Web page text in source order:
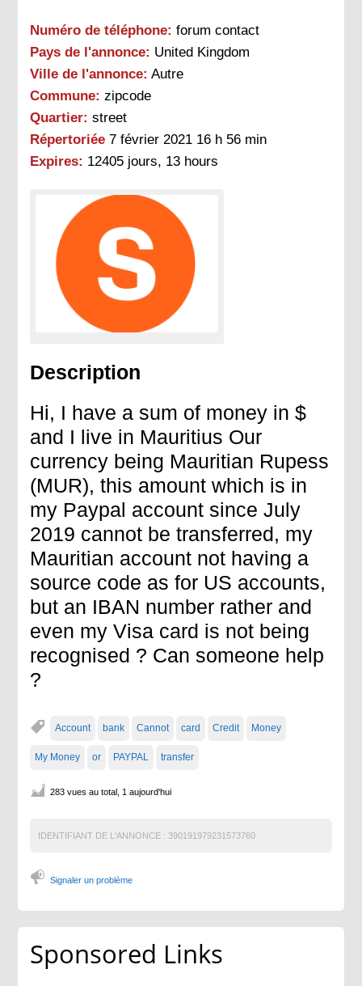
Numéro de téléphone: forum contact
Pays de l'annonce: United Kingdom
Ville de l'annonce: Autre
Commune: zipcode
Quartier: street
Répertoriée 7 février 2021 16 h 56 min
Expires: 12405 jours, 13 hours
Description
Hi, I have a sum of money in $
and I live in Mauritius Our
currency being Mauritian Rupess
(MUR), this amount which is in
my Paypal account since July
2019 cannot be transferred, my
Mauritian account not having a
source code as for US accounts,
but an IBAN number rather and
even my Visa card is not being
recognised ? Can someone help
?
Account bank Cannot card Credit Money
My Money or PAYPAL transfer
283 vues au total, 1 aujourd'hui
IDENTIFIANT DE L'ANNONCE : 390191979231573760
Signaler un problème
Sponsored Links